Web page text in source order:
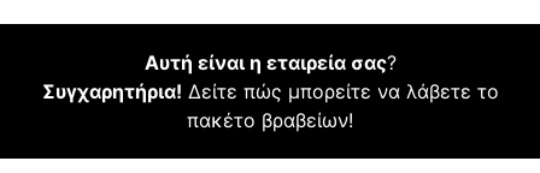
Αυτή είναι η εταιρεία σας?
Συγχαρητήρια! Δείτε πώς μπορείτε να λάβετε το
πακέτο βραβείων!